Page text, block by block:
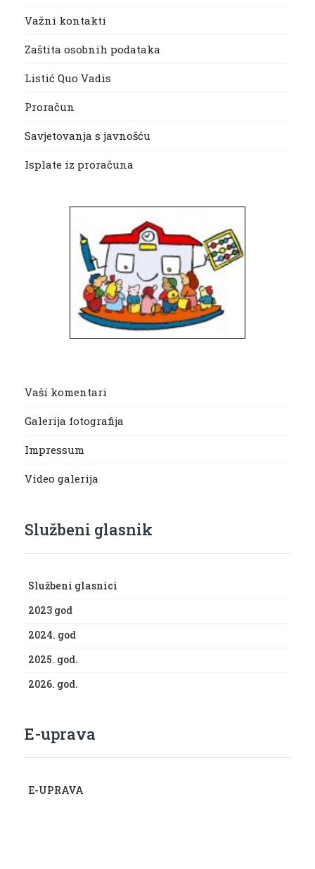
Važni kontakti
Zaštita osobnih podataka
Listić Quo Vadis
Proračun
Savjetovanja s javnošću
Isplate iz proračuna
Vaši komentari
Galerija fotografija
Impressum
Video galerija
Službeni glasnik
Službeni glasnici
2023 god
2024. god
2025. god.
2026. god.
E-uprava
E-UPRAVA